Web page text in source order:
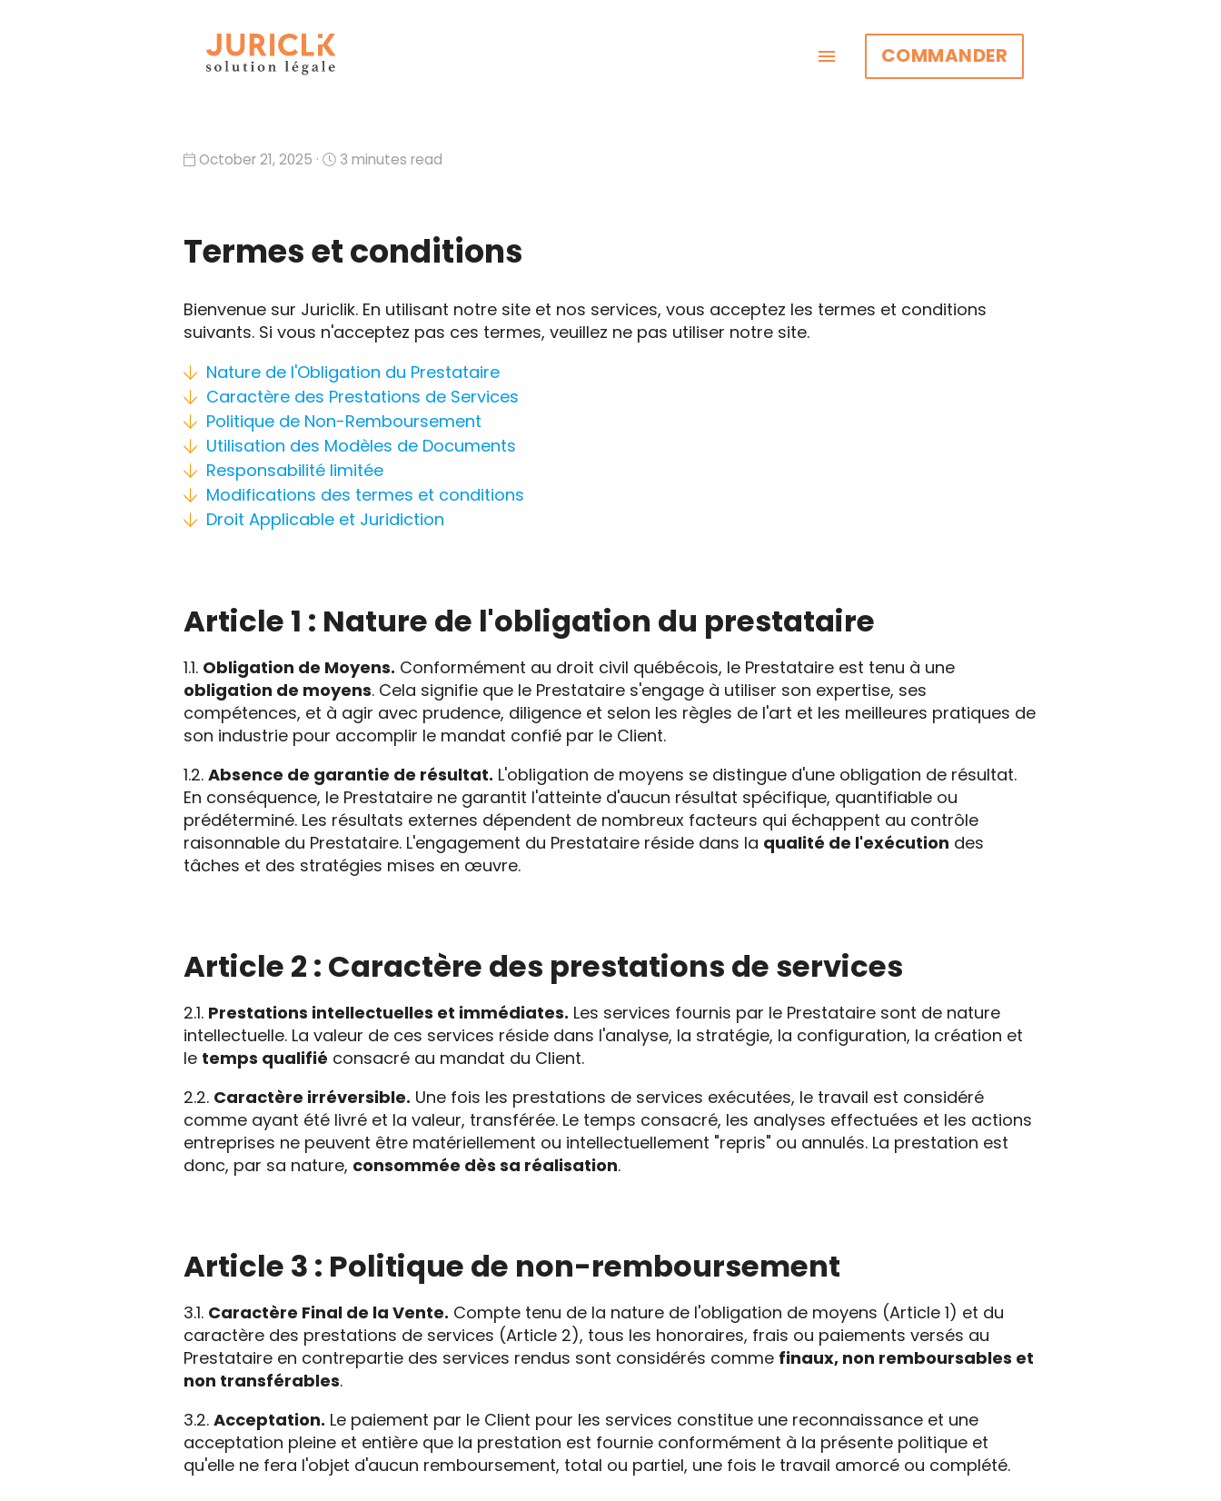
menu COMMANDER
October 21, 2025 · 3 minutes read
Termes et conditions
Bienvenue sur Juriclik. En utilisant notre site et nos services, vous acceptez les termes et conditions
suivants. Si vous n'acceptez pas ces termes, veuillez ne pas utiliser notre site.
Nature de l'Obligation du Prestataire
Caractère des Prestations de Services
Politique de Non-Remboursement
Utilisation des Modèles de Documents
Responsabilité limitée
Modifications des termes et conditions
Droit Applicable et Juridiction
Article 1 : Nature de l'obligation du prestataire
1.1. Obligation de Moyens. Conformément au droit civil québécois, le Prestataire est tenu à une
obligation de moyens. Cela signifie que le Prestataire s'engage à utiliser son expertise, ses
compétences, et à agir avec prudence, diligence et selon les règles de l'art et les meilleures pratiques de
son industrie pour accomplir le mandat confié par le Client.
1.2. Absence de garantie de résultat. L'obligation de moyens se distingue d'une obligation de résultat.
En conséquence, le Prestataire ne garantit l'atteinte d'aucun résultat spécifique, quantifiable ou
prédéterminé. Les résultats externes dépendent de nombreux facteurs qui échappent au contrôle
raisonnable du Prestataire. L'engagement du Prestataire réside dans la qualité de l'exécution des
tâches et des stratégies mises en œuvre.
Article 2 : Caractère des prestations de services
2.1. Prestations intellectuelles et immédiates. Les services fournis par le Prestataire sont de nature
intellectuelle. La valeur de ces services réside dans l'analyse, la stratégie, la configuration, la création et
le temps qualifié consacré au mandat du Client.
2.2. Caractère irréversible. Une fois les prestations de services exécutées, le travail est considéré
comme ayant été livré et la valeur, transférée. Le temps consacré, les analyses effectuées et les actions
entreprises ne peuvent être matériellement ou intellectuellement "repris" ou annulés. La prestation est
donc, par sa nature, consommée dès sa réalisation.
Article 3 : Politique de non-remboursement
3.1. Caractère Final de la Vente. Compte tenu de la nature de l'obligation de moyens (Article 1) et du
caractère des prestations de services (Article 2), tous les honoraires, frais ou paiements versés au
Prestataire en contrepartie des services rendus sont considérés comme finaux, non remboursables et
non transférables.
3.2. Acceptation. Le paiement par le Client pour les services constitue une reconnaissance et une
acceptation pleine et entière que la prestation est fournie conformément à la présente politique et
qu'elle ne fera l'objet d'aucun remboursement, total ou partiel, une fois le travail amorcé ou complété.